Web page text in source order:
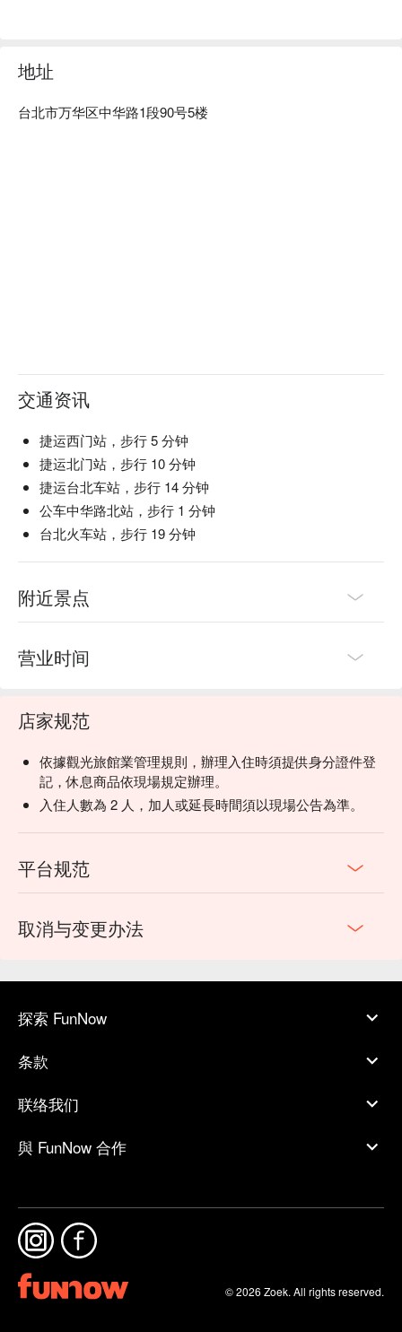
地址
台北市万华区中华路1段90号5楼
交通资讯
捷运西门站，步行 5 分钟
捷运北门站，步行 10 分钟
捷运台北车站，步行 14 分钟
公车中华路北站，步行 1 分钟
台北火车站，步行 19 分钟
附近景点
营业时间
店家规范
依據觀光旅館業管理規則，辦理入住時須提供身分證件登
記，休息商品依現場規定辦理。
入住人數為 2 人，加人或延長時間須以現場公告為準。
平台规范
取消与变更办法
探索 FunNow
条款
联络我们
與 FunNow 合作
© 2026 Zoek. All rights reserved.